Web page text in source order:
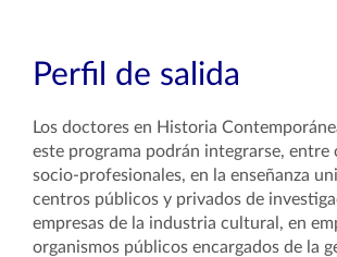
Perfil de salida
Los doctores en Historia
este programa podrán integrarse, entre
socio-profesionales, en la enseñanza
centros públicos y privados de
empresas de la industria cultural, en
organismos públicos encargados de la